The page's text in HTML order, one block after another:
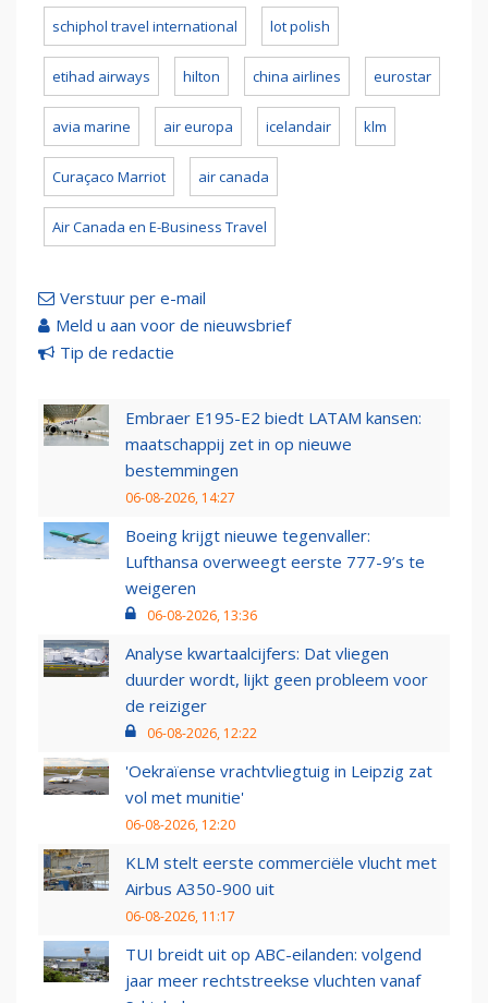
schiphol travel international lot polish
etihad airways hilton china airlines eurostar
avia marine air europa icelandair klm
Curaçaco Marriot air canada
Air Canada en E-Business Travel
Verstuur per e-mail
Meld u aan voor de nieuwsbrief
Tip de redactie
Embraer E195-E2 biedt LATAM kansen:
maatschappij zet in op nieuwe
bestemmingen
06-08-2026, 14:27
Boeing krijgt nieuwe tegenvaller:
Lufthansa overweegt eerste 777-9’s te
weigeren
06-08-2026, 13:36
Analyse kwartaalcijfers: Dat vliegen
duurder wordt, lijkt geen probleem voor
de reiziger
06-08-2026, 12:22
'Oekraïense vrachtvliegtuig in Leipzig zat
vol met munitie'
06-08-2026, 12:20
KLM stelt eerste commerciële vlucht met
Airbus A350-900 uit
06-08-2026, 11:17
TUI breidt uit op ABC-eilanden: volgend
jaar meer rechtstreekse vluchten vanaf